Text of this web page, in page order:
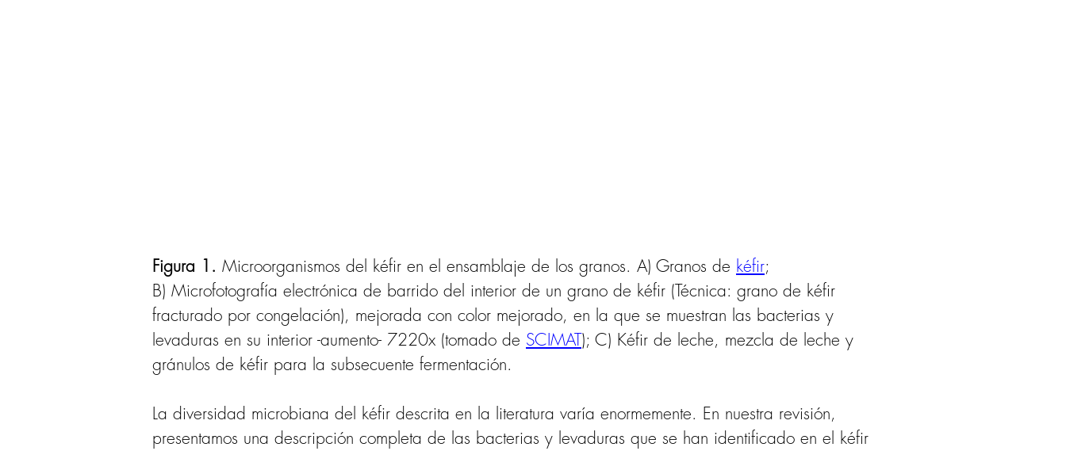
Figura 1. Microorganismos del kéfir en el ensamblaje de los granos. A) Granos de kéfir;
B) Microfotografía electrónica de barrido del interior de un grano de kéfir (Técnica: grano de kéfir
fracturado por congelación), mejorada con color mejorado, en la que se muestran las bacterias y
levaduras en su interior -aumento- 7220x (tomado de SCIMAT); C) Kéfir de leche, mezcla de leche y
gránulos de kéfir para la subsecuente fermentación.
La diversidad microbiana del kéfir descrita en la literatura varía enormemente. En nuestra revisión,
presentamos una descripción completa de las bacterias y levaduras que se han identificado en el kéfir